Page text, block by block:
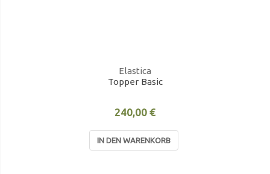
Elastica
Topper Basic
240,00 €
IN DEN WARENKORB